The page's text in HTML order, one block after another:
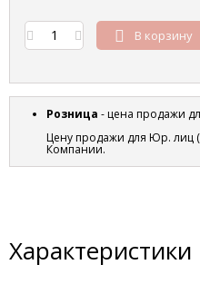
В корзину
Розница - цена продажи
Цену продажи для Юр. лиц
Компании.
Характеристики